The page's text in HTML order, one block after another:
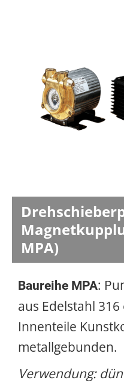
MPA)
Baureihe MPA:
aus Edelstahl
Innenteile
metallgebunden.
Verwendung: